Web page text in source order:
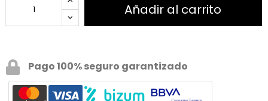
Añadir al carrito
Pago 100% seguro garantizado